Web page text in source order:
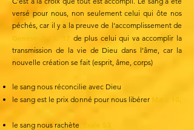
versé pour nous, non seulement celui qui ôte nos
péchés, car il y a la preuve de l’accomplissement de
Genèse 2.16, 17 de plus celui qui va accomplir la
transmission de la vie de Dieu dans l’âme, car la
nouvelle création se fait (esprit, âme, corps)
le sang nous réconcilie avec Dieu
le sang est le prix donné pour nous libérer Marc 10,
le sang nous rachète Esaïe 53